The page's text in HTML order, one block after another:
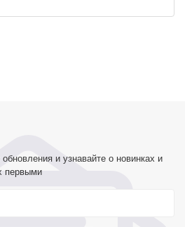
и узнавайте о новинках и
первыми